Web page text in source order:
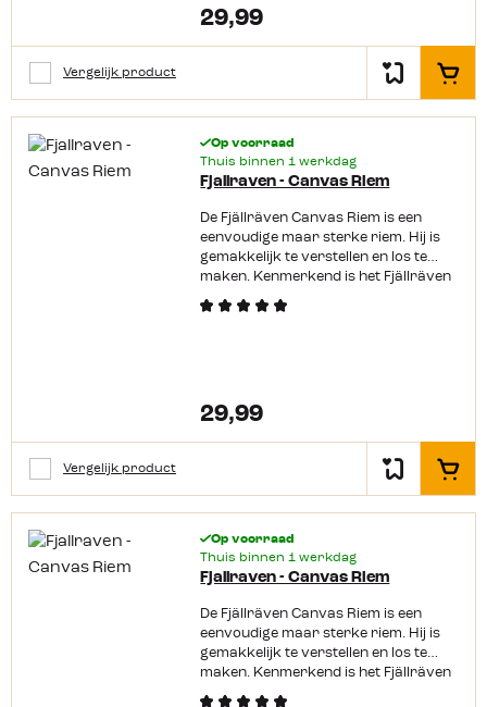
29,99
Vergelijk product In het
Op voorraad
Thuis binnen 1 werkdag
Fjallraven - Canvas Riem
De Fjällräven Canvas Riem is een
eenvoudige maar sterke riem. Hij is
gemakkelijk te verstellen en los te
maken. Kenmerkend is het Fjällräven
logo op de gesp. Productkenmerken:
Gemaakt van Canvas Makkelijk in te
29,99
Vergelijk product In het
Op voorraad
Thuis binnen 1 werkdag
Fjallraven - Canvas Riem
De Fjällräven Canvas Riem is een
eenvoudige maar sterke riem. Hij is
gemakkelijk te verstellen en los te
maken. Kenmerkend is het Fjällräven
logo op de gesp. Productkenmerken: